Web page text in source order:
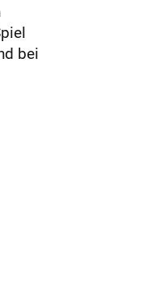
bei